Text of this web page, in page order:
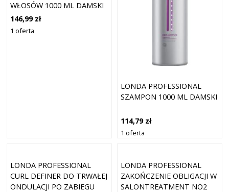
WŁOSÓW 1000 ML DAMSKI
146,99 zł
1 oferta
LONDA PROFESSIONAL
SZAMPON 1000 ML DAMSKI
114,79 zł
1 oferta
LONDA PROFESSIONAL
CURL DEFINER DO TRWAŁEJ
ONDULACJI PO ZABIEGU
LONDA PROFESSIONAL
ZAKOŃCZENIE OBLIGACJI W
SALONTREATMENT NO2